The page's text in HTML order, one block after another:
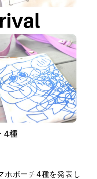
ホポーチ4種を発表し